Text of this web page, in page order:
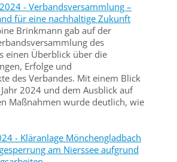
- Verbandsversammlung –
für eine nachhaltige Zukunft
Brinkmann gab auf der
des
einen Überblick über die
Erfolge und
des Verbandes. Mit einem Blick
2024 und dem Ausblick auf
Maßnahmen wurde deutlich, wie
- Kläranlage Mönchengladbach
am Nierssee aufgrund